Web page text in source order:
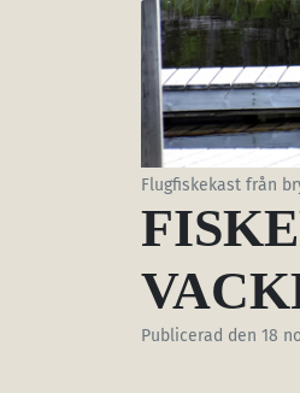
Flugfiskekast från
Publicerad den 18